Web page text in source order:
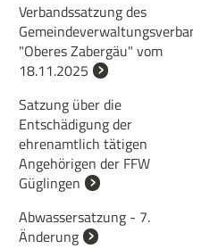
Verbandssatzung des
Gemeindeverwaltungsverbandes
"Oberes Zabergäu" vom
18.11.2025
Satzung über die
Entschädigung der
ehrenamtlich tätigen
Angehörigen der FFW
Güglingen
Abwassersatzung - 7.
Änderung